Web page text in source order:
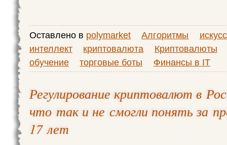
Оставлено в polymarket Алгоритмы
интеллект
криптовалюта
Криптовалюты
обучение
торговые боты Финансы в IT
Регулирование криптовалют в
что так и не смогли понять за
17 лет